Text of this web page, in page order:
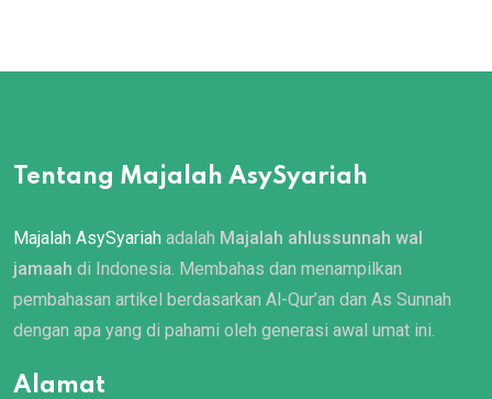
Tentang Majalah AsySyariah
Majalah AsySyariah adalah Majalah ahlussunnah wal
jamaah di Indonesia. Membahas dan menampilkan
pembahasan artikel berdasarkan Al-Qur’an dan As Sunnah
dengan apa yang di pahami oleh generasi awal umat ini.
Alamat